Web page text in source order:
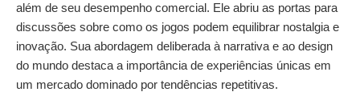
além de seu desempenho comercial. Ele abriu as portas para
discussões sobre como os jogos podem equilibrar nostalgia e
inovação. Sua abordagem deliberada à narrativa e ao design
do mundo destaca a importância de experiências únicas em
um mercado dominado por tendências repetitivas.